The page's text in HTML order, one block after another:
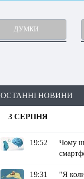
ДУМКИ
ОСТАННІ НОВИНИ
3 СЕРПНЯ
19:52
Чому
19:31
"Я